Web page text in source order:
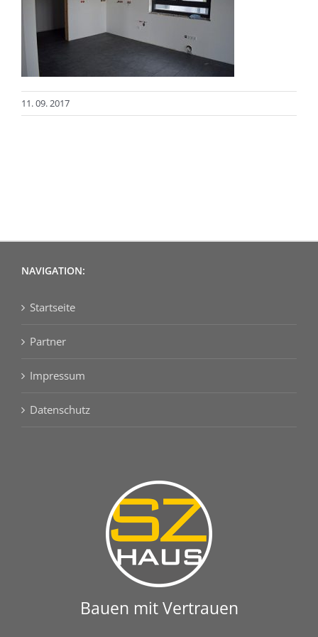
11. 09. 2017
NAVIGATION:
Startseite
Partner
Impressum
Datenschutz
Bauen mit Vertrauen